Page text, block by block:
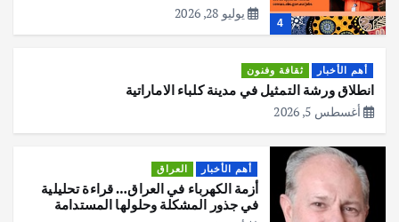
4
يوليو 28, 2026
أهم الأخبار ثقافة وفنون
انطلاق ورشة التمثيل في مدينة كلباء الاماراتية
أغسطس 5, 2026
أهم الأخبار العراق
أزمة الكهرباء في العراق… قراءة تحليلية
في جذور المشكلة وحلولها المستدامة